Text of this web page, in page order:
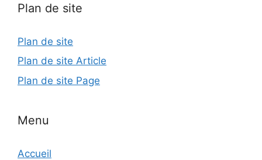
Plan de site
Plan de site
Plan de site Article
Plan de site Page
Menu
Accueil